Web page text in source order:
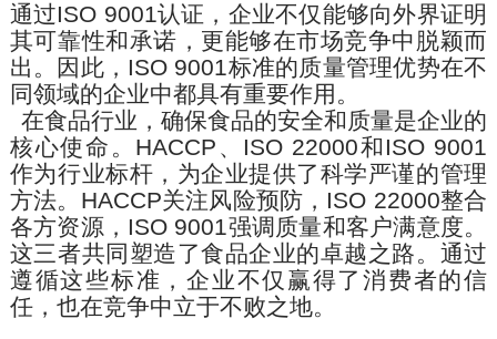
通过ISO 9001认证，企业不仅能够向外界证明
其可靠性和承诺，更能够在市场竞争中脱颖而
出。因此， ISO 9001标准的质量管理优势在不
同领域的企业中都具有重要作用。
在食品行业，确保食品的安全和质量是企业的
核心使命。 HACCP 、 ISO 22000和 ISO 9001
作为行业标杆，为企业提供了科学严谨的管理
方法。 HACCP关注风险预防， ISO 22000整合
各方资源， ISO 9001强调质量和客户满意度。
这三者共同塑造了食品企业的卓越之路。通过
遵循这些标准，企业不仅赢得了消费者的信
任，也在竞争中立于不败之地。